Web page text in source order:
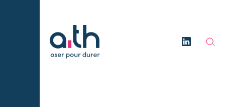
Page d'accueil
Lien vers